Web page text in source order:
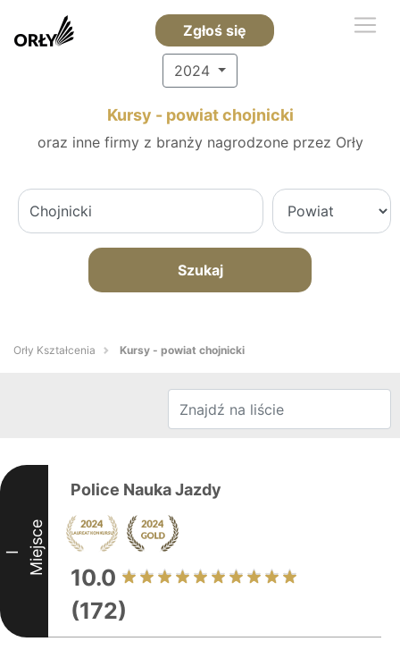
Zgłoś się
2024
Kursy - powiat chojnicki
oraz inne firmy z branży nagrodzone przez Orły
Szukaj
Orły Kształcenia Kursy - powiat chojnicki
I Miejsce
Police Nauka Jazdy
10.0
(172)